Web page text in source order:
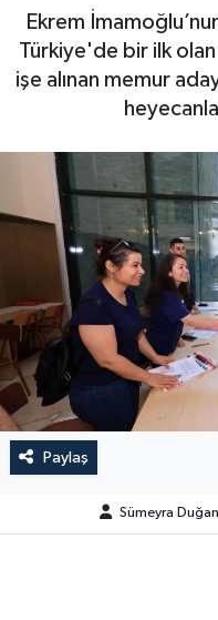
Ekrem
Türkiye'de bir ilk
işe alınan memur
Paylaş
Sümeyra Duğan